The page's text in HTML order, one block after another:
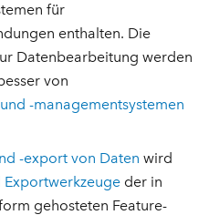
für
enthalten. Die
Datenbearbeitung werden
von
-managementsystemen
-export von Daten wird
der in
gehosteten Feature-